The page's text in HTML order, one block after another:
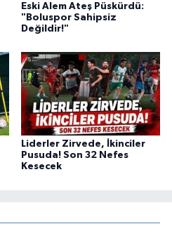
Eski Alem Ateş Püskürdü:
"Boluspor Sahipsiz
Değildir!"
Liderler Zirvede, İkinciler
Pusuda! Son 32 Nefes
Kesecek